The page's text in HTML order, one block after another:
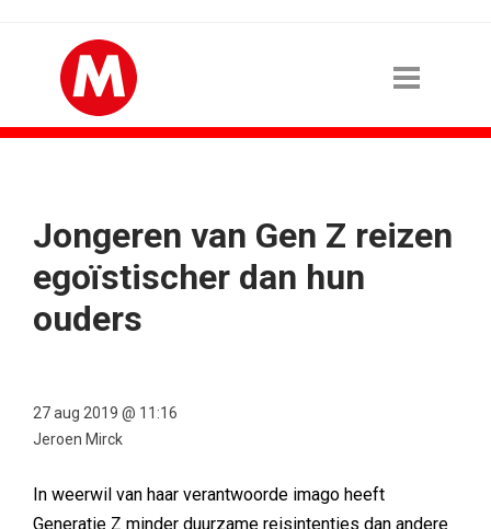
Jongeren van Gen Z reizen
egoïstischer dan hun
ouders
27 aug 2019 @ 11:16
Jeroen Mirck
In weerwil van haar verantwoorde imago heeft
Generatie Z minder duurzame reisintenties dan andere